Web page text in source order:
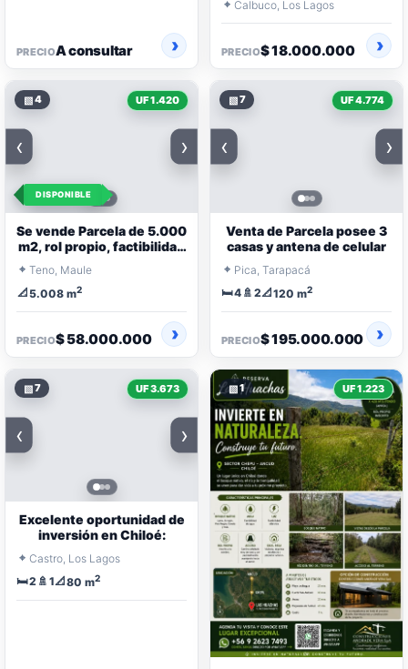
PRECIOA consultar
⌖ Calbuco, Los Lagos
PRECIO$ 18.000.000
▧4 UF 1.420
DISPONIBLE
‹ ›
Se vende Parcela de 5.000
m2, rol propio, factibilidad
⌖ Teno, Maule
📐5.008 m2
PRECIO$ 58.000.000
▧7 UF 4.774
‹ ›
Venta de Parcela posee 3
casas y antena de celular
⌖ Pica, Tarapacá
🛏️4 🚿 2📐120 m2
PRECIO$ 195.000.000
▧7 UF 3.673
‹ ›
Excelente oportunidad de
inversión en Chiloé:
⌖ Castro, Los Lagos
🛏️2 🚿 1📐80 m2
▧1 UF 1.223